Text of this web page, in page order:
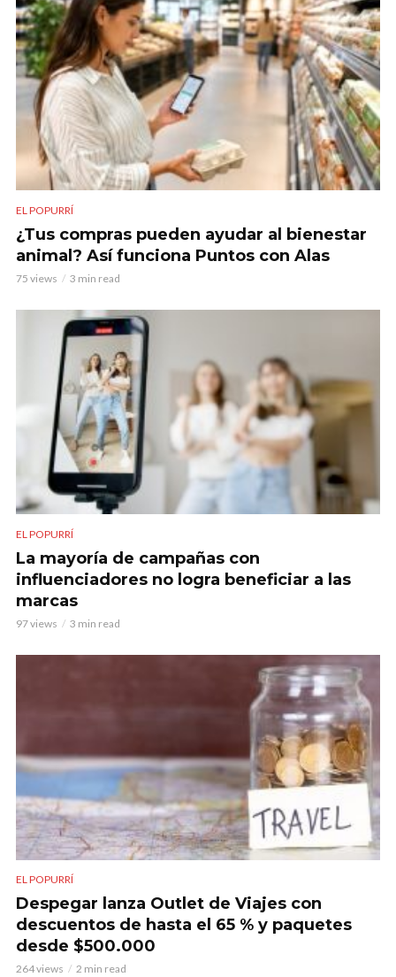
EL POPURRÍ
¿Tus compras pueden ayudar al bienestar
animal? Así funciona Puntos con Alas
75 views 3 min read
EL POPURRÍ
La mayoría de campañas con
influenciadores no logra beneficiar a las
marcas
97 views 3 min read
EL POPURRÍ
Despegar lanza Outlet de Viajes con
descuentos de hasta el 65 % y paquetes
desde $500.000
264 views 2 min read